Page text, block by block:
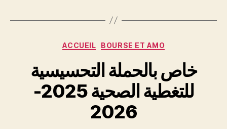
Catégories
ACCUEIL BOURSE ET AMO
خاص بالحملة التحسيسية
للتغطية الصحية 2025-
2026